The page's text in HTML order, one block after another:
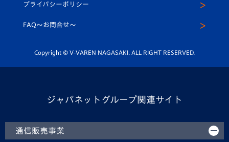
平和祈念活動
ホームタウン活動
スクール
公式LINE＠
プライバシーポリシー
FAQ〜お問合せ〜
Copyright © V-VAREN NAGASAKI. ALL RIGHT RESERVED.
ジャパネットグループ関連サイト
通信販売事業